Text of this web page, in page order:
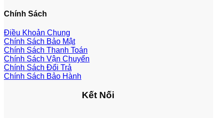
Chính Sách
Điều Khoản Chung
Chính Sách Bảo Mật
Chính Sách Thanh Toán
Chính Sách Vận Chuyển
Chính Sách Đổi Trả
Chính Sách Bảo Hành
Kết Nối